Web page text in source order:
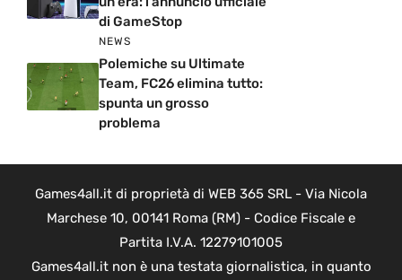
di GameStop
NEWS
Polemiche su Ultimate
Team, FC26 elimina tutto:
spunta un grosso
problema
Games4all.it di proprietà di WEB 365 SRL - Via Nicola
Marchese 10, 00141 Roma (RM) - Codice Fiscale e
Partita I.V.A. 12279101005
Games4all.it non è una testata giornalistica, in quanto